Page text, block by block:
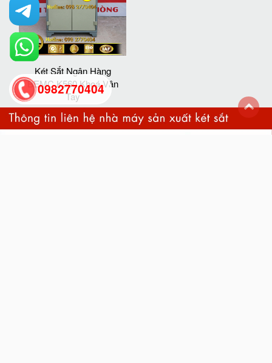
Két Sắt Ngân Hàng
BEMC K560 Khoá Vân
Tay
0982770404
back